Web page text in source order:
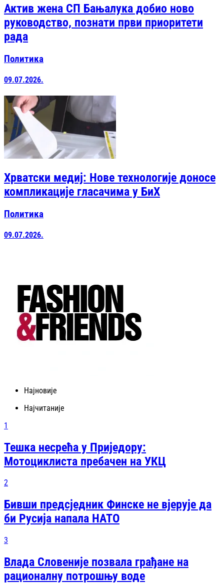
Актив жена СП Бањалука добио ново
руководство, познати први приоритети
рада
Политика
09.07.2026.
Хрватски медиј: Нове технологије доносе
компликације гласачима у БиХ
Политика
09.07.2026.
Најновије
Најчитаније
1
Тешка несрећа у Приједору:
Мотоциклиста пребачен на УКЦ
2
Бивши предсједник Финске не вјерује да
би Русија напала НАТО
3
Влада Словеније позвала грађане на
рационалну потрошњу воде